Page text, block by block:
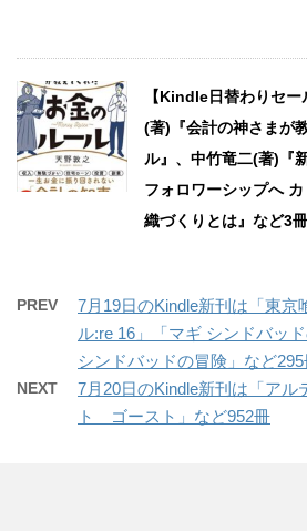
【Kindle日替わりセ
(著)『会計の神さまが
ル』、中竹竜二(著)『
フォロワーシップへ
織づくりとは』など3
PREV
7月19日のKindle新刊は「東京
ル:re 16」「マギ シンドバッ
シンドバッドの冒険」など295
NEXT
7月20日のKindle新刊は「アル
ト ゴースト」など952冊